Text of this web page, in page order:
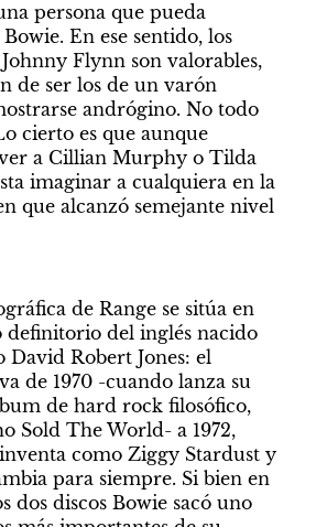
persona que pueda
En ese sentido, los
Flynn son valorables,
de ser los de un varón
andrógino. No todo
cierto es que aunque
a Cillian Murphy o Tilda
imaginar a cualquiera en la
que alcanzó semejante nivel
de Range se sitúa en
del inglés nacido
David Robert Jones: el
de 1970 -cuando lanza su
de hard rock filosófico,
Sold The World- a 1972,
como Ziggy Stardust y
para siempre. Si bien en
dos discos Bowie sacó uno